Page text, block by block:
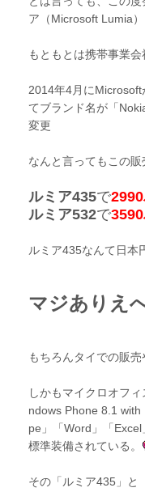
ア（Microsoft Lumia）
もともとは携帯事業会
2014年4月にMicrosoft
てブランド名が「
変更
なんと言ってもこの販
ルミア435で
ルミア532で
ルミア435なんて日本
マジありえ
もちろんタイでの販売
しかもマイクロオフ
ndows Phone 8.1
pe」「Word」「
標準装備されている。
その「ルミア435」と